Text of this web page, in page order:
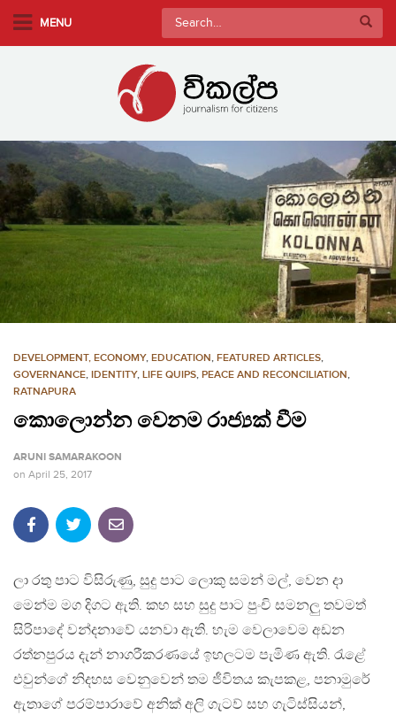
m
i
c
e
MENU
Search
for:
DEVELOPMENT, ECONOMY, EDUCATION, FEATURED ARTICLES,
GOVERNANCE, IDENTITY, LIFE QUIPS, PEACE AND RECONCILIATION,
RATNAPURA
කොලොන්න වෙනම රාජ්‍යක් වීම
ARUNI SAMARAKOON
on April 25, 2017
ලා රතු පාට විසිරුණු, සුදු පාට ලොකු සමන් මල්, වෙන දා
මෙන්ම මග දිගට ඇති. කහ සහ සුදු පාට පුංචි සමනලු තවමත්
සිරිපාදේ වන්දනාවේ යනවා ඇති. හැම වෙලාවෙම අඩන
රත්නපුරය දැන් නාගරීකරණයේ ඉහලටම පැමිණ ඇති. රැළේ
එවුන්ගේ නිදහස වෙනුවෙන් තම ජීවිතය කැපකළ, පනාමුරේ
ඇතාගේ පරම්පාරාවේ අනික් අලි ගැටව් සහ ගැටිස්සියන්,